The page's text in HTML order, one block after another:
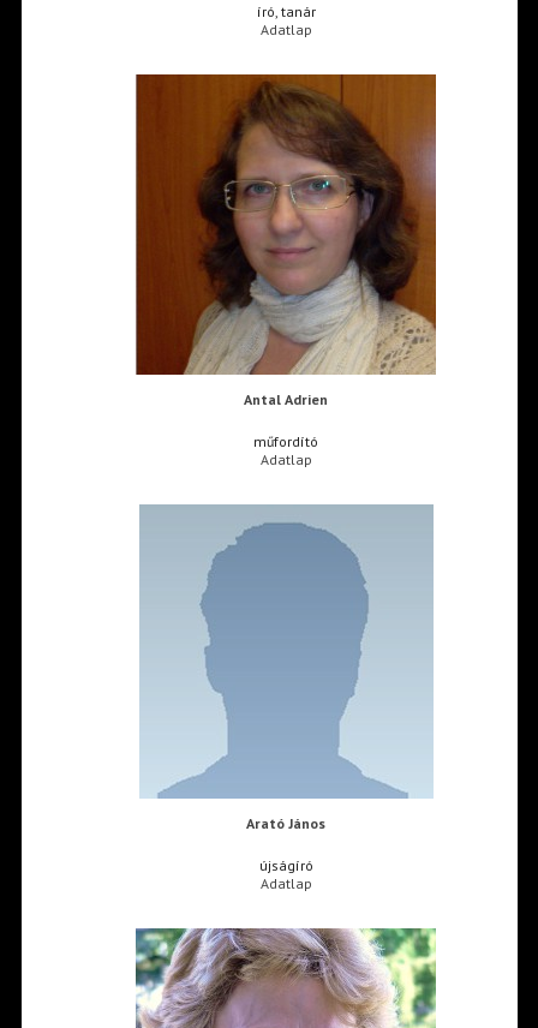
író, tanár
Adatlap
Antal Adrien
műfordító
Adatlap
Arató János
újságíró
Adatlap